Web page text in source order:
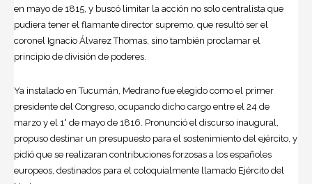
en mayo de 1815, y buscó limitar la acción no solo centralista que
pudiera tener el flamante director supremo, que resultó ser el
coronel Ignacio Álvarez Thomas, sino también proclamar el
principio de división de poderes.
Ya instalado en Tucumán, Medrano fue elegido como el primer
presidente del Congreso, ocupando dicho cargo entre el 24 de
marzo y el 1° de mayo de 1816. Pronunció el discurso inaugural,
propuso destinar un presupuesto para el sostenimiento del ejército, y
pidió que se realizaran contribuciones forzosas a los españoles
europeos, destinados para el coloquialmente llamado Ejército del